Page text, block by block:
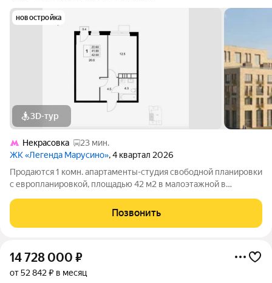
новостройка
3D-тур
Некрасовка
23 мин.
ЖК «Легенда Марусино», 4 квартал 2026
Продаются 1 комн. апартаменты-студия свободной планировки
с европланировкой, площадью 42 м2 в малоэтажной в
м. Некрасовка. Возможен вариант покупки с использованием
ипотечных средств, есть
Позвонить
14 728 000 ₽
от 52 842 ₽ в месяц